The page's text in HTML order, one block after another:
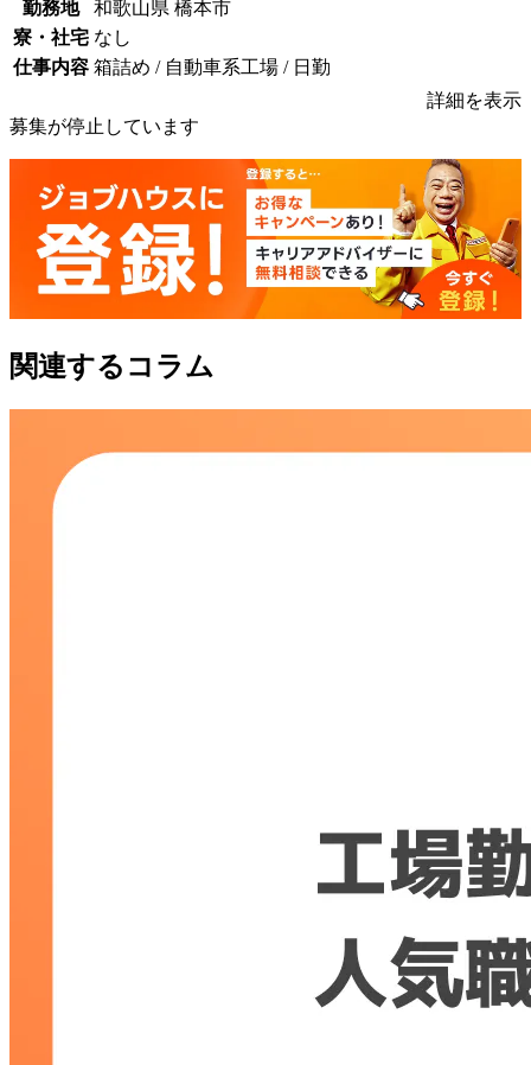
勤務地
和歌山県 橋本市
寮・社宅 なし
仕事内容 箱詰め / 自動車系工場 / 日勤
詳細を表示
募集が停止しています
関連するコラム